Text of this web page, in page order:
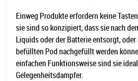
Einweg Produkte erfordern keine
sie sind so konzipiert, dass sie nach
Liquids oder der Batterie entsorgt,
befüllten Pod nachgefüllt werden
einfachen Funktionsweise sind sie
Gelegenheitsdampfer.